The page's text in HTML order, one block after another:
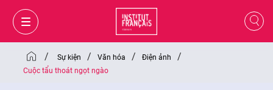
/ Sự kiện / Văn hóa / Điện ảnh /
Cuộc tẩu thoát ngọt ngào